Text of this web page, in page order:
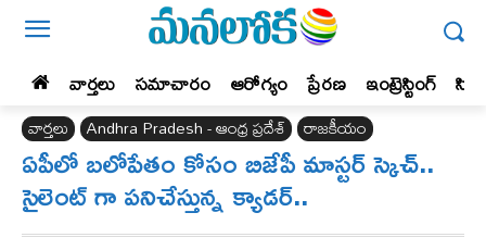
వార్తలు సమాచారం ఆరోగ్యం ప్రేర‌ణ‌ ఇంట్రెస్టింగ్‌
వార్తలు Andhra Pradesh - ఆంధ్ర ప్రదేశ్‌ రాజకీయం
ఏపీలో బలోపేతం కోసం బిజేపీ మాస్టర్ స్కెచ్..
సైలెంట్ గా పనిచేస్తున్న క్యాడర్..